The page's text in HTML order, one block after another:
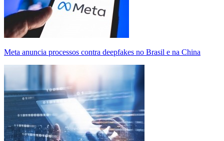
Meta anuncia processos contra deepfakes no Brasil e na China